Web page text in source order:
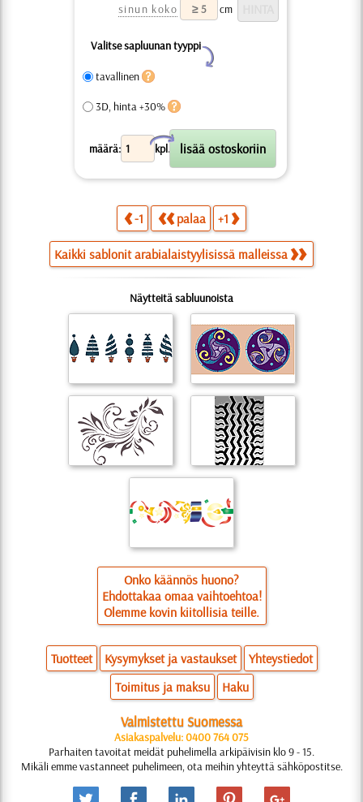
sinun koko
cm
Valitse sapluunan tyyppi
Y
tavallinen
3D, hinta +30%
määrä: kpl.
X
-1 palaa +1
Kaikki sablonit arabialaistyylisissä malleissa
Näytteitä sabluunoista
Onko käännös huono?
Ehdottakaa omaa vaihtoehtoa!
Olemme kovin kiitollisia teille.
Tuotteet Kysymykset ja vastaukset
Yhteystiedot
Toimitus ja maksu
Haku
Valmistettu Suomessa
Asiakaspalvelu: 0400 764 075
Parhaiten tavoitat meidät puhelimella arkipäivisin klo 9 - 15.
Mikäli emme vastanneet puhelimeen, ota meihin yhteyttä sähköpostitse.